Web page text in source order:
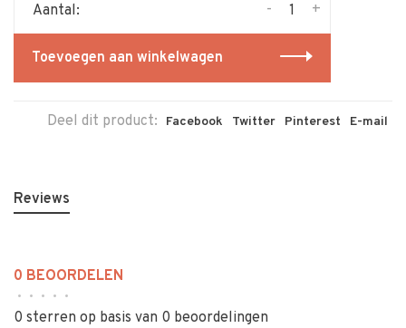
Aantal: +
-
Toevoegen aan winkelwagen
Deel dit product: Facebook Twitter Pinterest E-mail
Reviews
0 BEOORDELEN
• • • • •
0 sterren op basis van 0 beoordelingen